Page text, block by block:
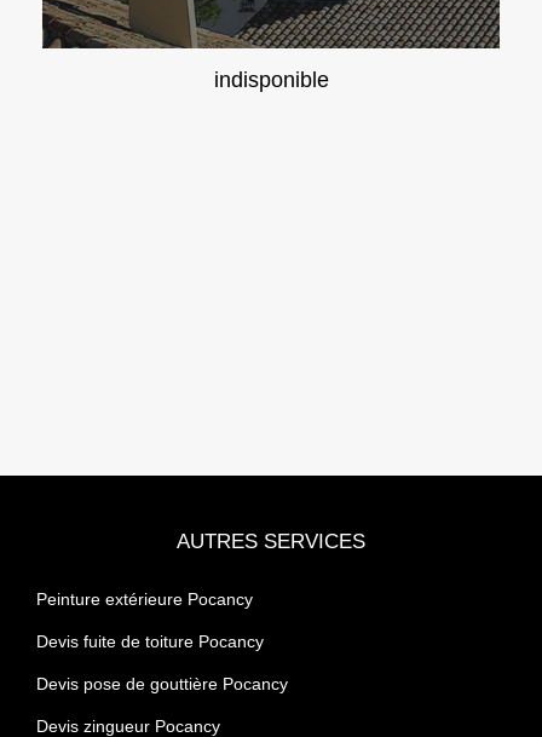
indisponible
AUTRES SERVICES
Peinture extérieure Pocancy
Devis fuite de toiture Pocancy
Devis pose de gouttière Pocancy
Devis zingueur Pocancy